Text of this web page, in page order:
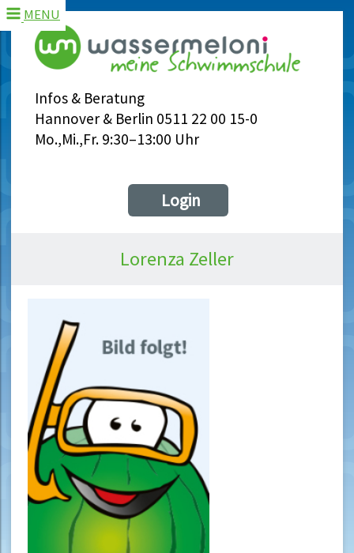
Infos & Beratung
Hannover & Berlin 0511 22 00 15-0
Mo.,Mi.,Fr. 9:30–13:00 Uhr
MENU
Login
Lorenza Zeller